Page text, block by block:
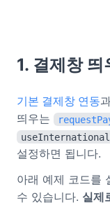
1. 결제창 띄
기본 결제창 연동
띄우는
설정하면 됩니다.
아래 예제 코드를
수 있습니다. 실제